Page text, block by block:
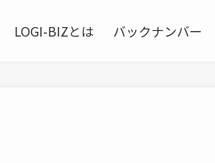
LOGI-BIZとは バックナンバー